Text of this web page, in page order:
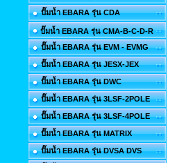
ปั๊มน้ำ EBARA รุ่น CDA
ปั๊มน้ำ EBARA รุ่น CMA-B-C-D-R
ปั๊มน้ำ EBARA รุ่น EVM - EVMG
ปั๊มน้ำ EBARA รุ่น JESX-JEX
ปั๊มน้ำ EBARA รุ่น DWC
ปั๊มน้ำ EBARA รุ่น 3LSF-2POLE
ปั๊มน้ำ EBARA รุ่น 3LSF-4POLE
ปั๊มน้ำ EBARA รุ่น MATRIX
ปั๊มน้ำ EBARA รุ่น DVSA DVS